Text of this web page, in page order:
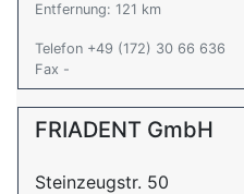
Entfernung: 121 km
Telefon +49 (172) 30 66 636
Fax -
FRIADENT GmbH
Steinzeugstr. 50